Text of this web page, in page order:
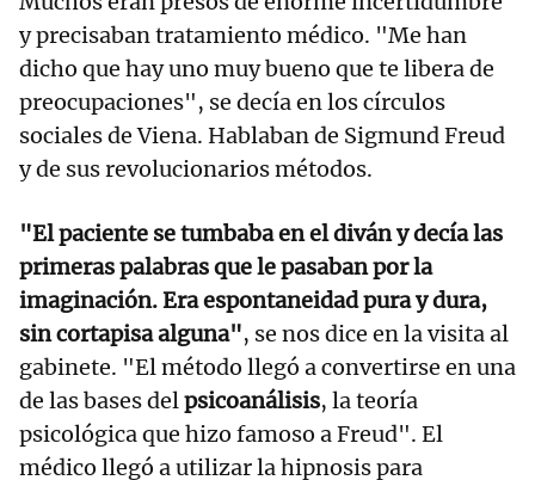
y precisaban tratamiento médico. "Me han
dicho que hay uno muy bueno que te libera de
preocupaciones", se decía en los círculos
sociales de Viena. Hablaban de Sigmund Freud
y de sus revolucionarios métodos.
"El paciente se tumbaba en el diván y decía las
primeras palabras que le pasaban por la
imaginación. Era espontaneidad pura y dura,
sin cortapisa alguna", se nos dice en la visita al
gabinete. "El método llegó a convertirse en una
de las bases delpsicoanálisis, la teoría
psicológica que hizo famoso a Freud". El
médico llegó a utilizar la hipnosis para